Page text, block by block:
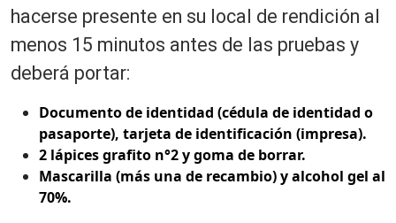
hacerse presente en su local de rendición al
menos 15 minutos antes de las pruebas y
deberá portar:
Documento de identidad (cédula de identidad o
pasaporte), tarjeta de identificación (impresa).
2 lápices grafito n°2 y goma de borrar.
Mascarilla (más una de recambio) y alcohol gel al
70%.